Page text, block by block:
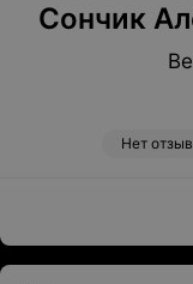
Сончик
Нет